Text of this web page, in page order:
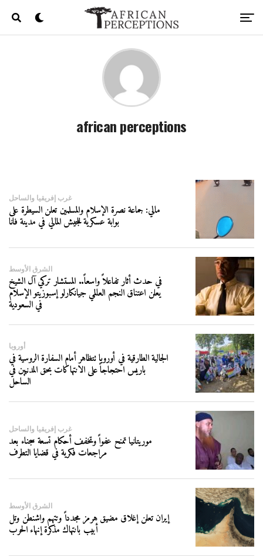
african perceptions
غرب إفريقيا والساحل
مالي: جماعة نصرة الإسلام والمسلمين تعلن السيطرة على
بوابة عسكرية للجيش المالي في مدينة فانا
الشرق الأوسط
في حدث أثار تفاعلاً واسعاً.. المستشار تركي آل الشيخ
يعلن اعتناق النجم العالمي جيانكارلو إسبوزيتو الإسلام
في السعودية
أوروبا
الجالية الطارقية في أوروبا تتظاهر أمام السفارة الروسية في
باريس احتجاجاً على الانتهاكات بحق المدنيين في
الساحل
غرب إفريقيا والساحل
موريتانيا تمنح عفواً وتخفف أحكام تسعة سجناء بعد
مراجعات فكرية في قضايا التطرف
الشرق الأوسط
إيران تعلن إغلاق مضيق هرمز مجدداً وتتهم واشنطن وتل
أبيب بانتهاك مذكرة إنهاء الحرب